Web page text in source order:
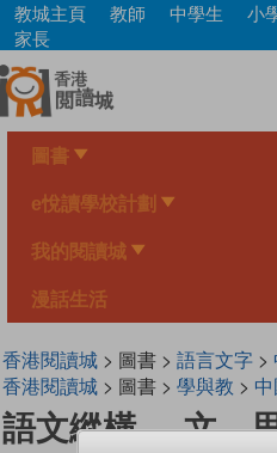
Skip
main
content
教城主頁 教師 中學生
小
家長
圖書
e悅讀學校計劃
我的閱讀城
漫話生活
香港閱讀城> 圖書 > 語言文字>
香港閱讀城> 圖書 > 學與教 >
語文縱橫──文．